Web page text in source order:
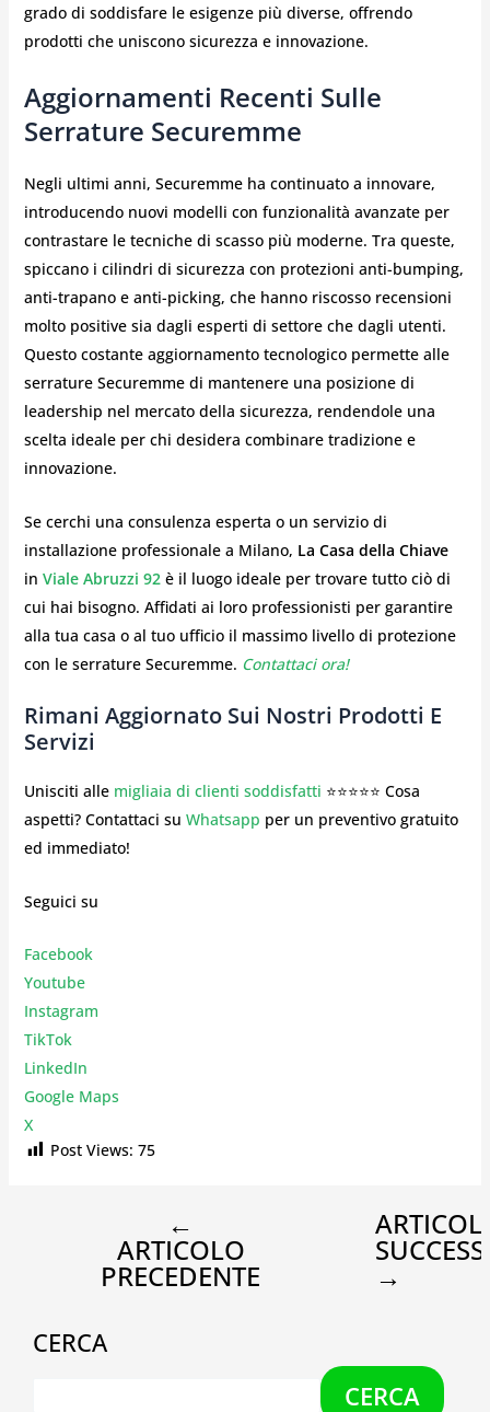
grado di soddisfare le esigenze più diverse, offrendo
prodotti che uniscono sicurezza e innovazione.
Aggiornamenti Recenti Sulle
Serrature Securemme
Negli ultimi anni, Securemme ha continuato a innovare,
introducendo nuovi modelli con funzionalità avanzate per
contrastare le tecniche di scasso più moderne. Tra queste,
spiccano i cilindri di sicurezza con protezioni anti-bumping,
anti-trapano e anti-picking, che hanno riscosso recensioni
molto positive sia dagli esperti di settore che dagli utenti.
Questo costante aggiornamento tecnologico permette alle
serrature Securemme di mantenere una posizione di
leadership nel mercato della sicurezza, rendendole una
scelta ideale per chi desidera combinare tradizione e
innovazione.
Se cerchi una consulenza esperta o un servizio di
installazione professionale a Milano, La Casa della Chiave
in Viale Abruzzi 92è il luogo ideale per trovare tutto ciò di
cui hai bisogno. Affidati ai loro professionisti per garantire
alla tua casa o al tuo ufficio il massimo livello di protezione
con le serrature Securemme. Contattaci ora!
Rimani Aggiornato Sui Nostri Prodotti E
Servizi
Unisciti alle migliaia di clienti soddisfatti ⭐⭐⭐⭐⭐ Cosa
aspetti? Contattaci su Whatsapp per un preventivo gratuito
ed immediato!
Seguici su
Facebook
Youtube
Instagram
TikTok
LinkedIn
Google Maps
X
Post Views: 75
←
ARTICOLO
PRECEDENTE →
CERCA
CERCA